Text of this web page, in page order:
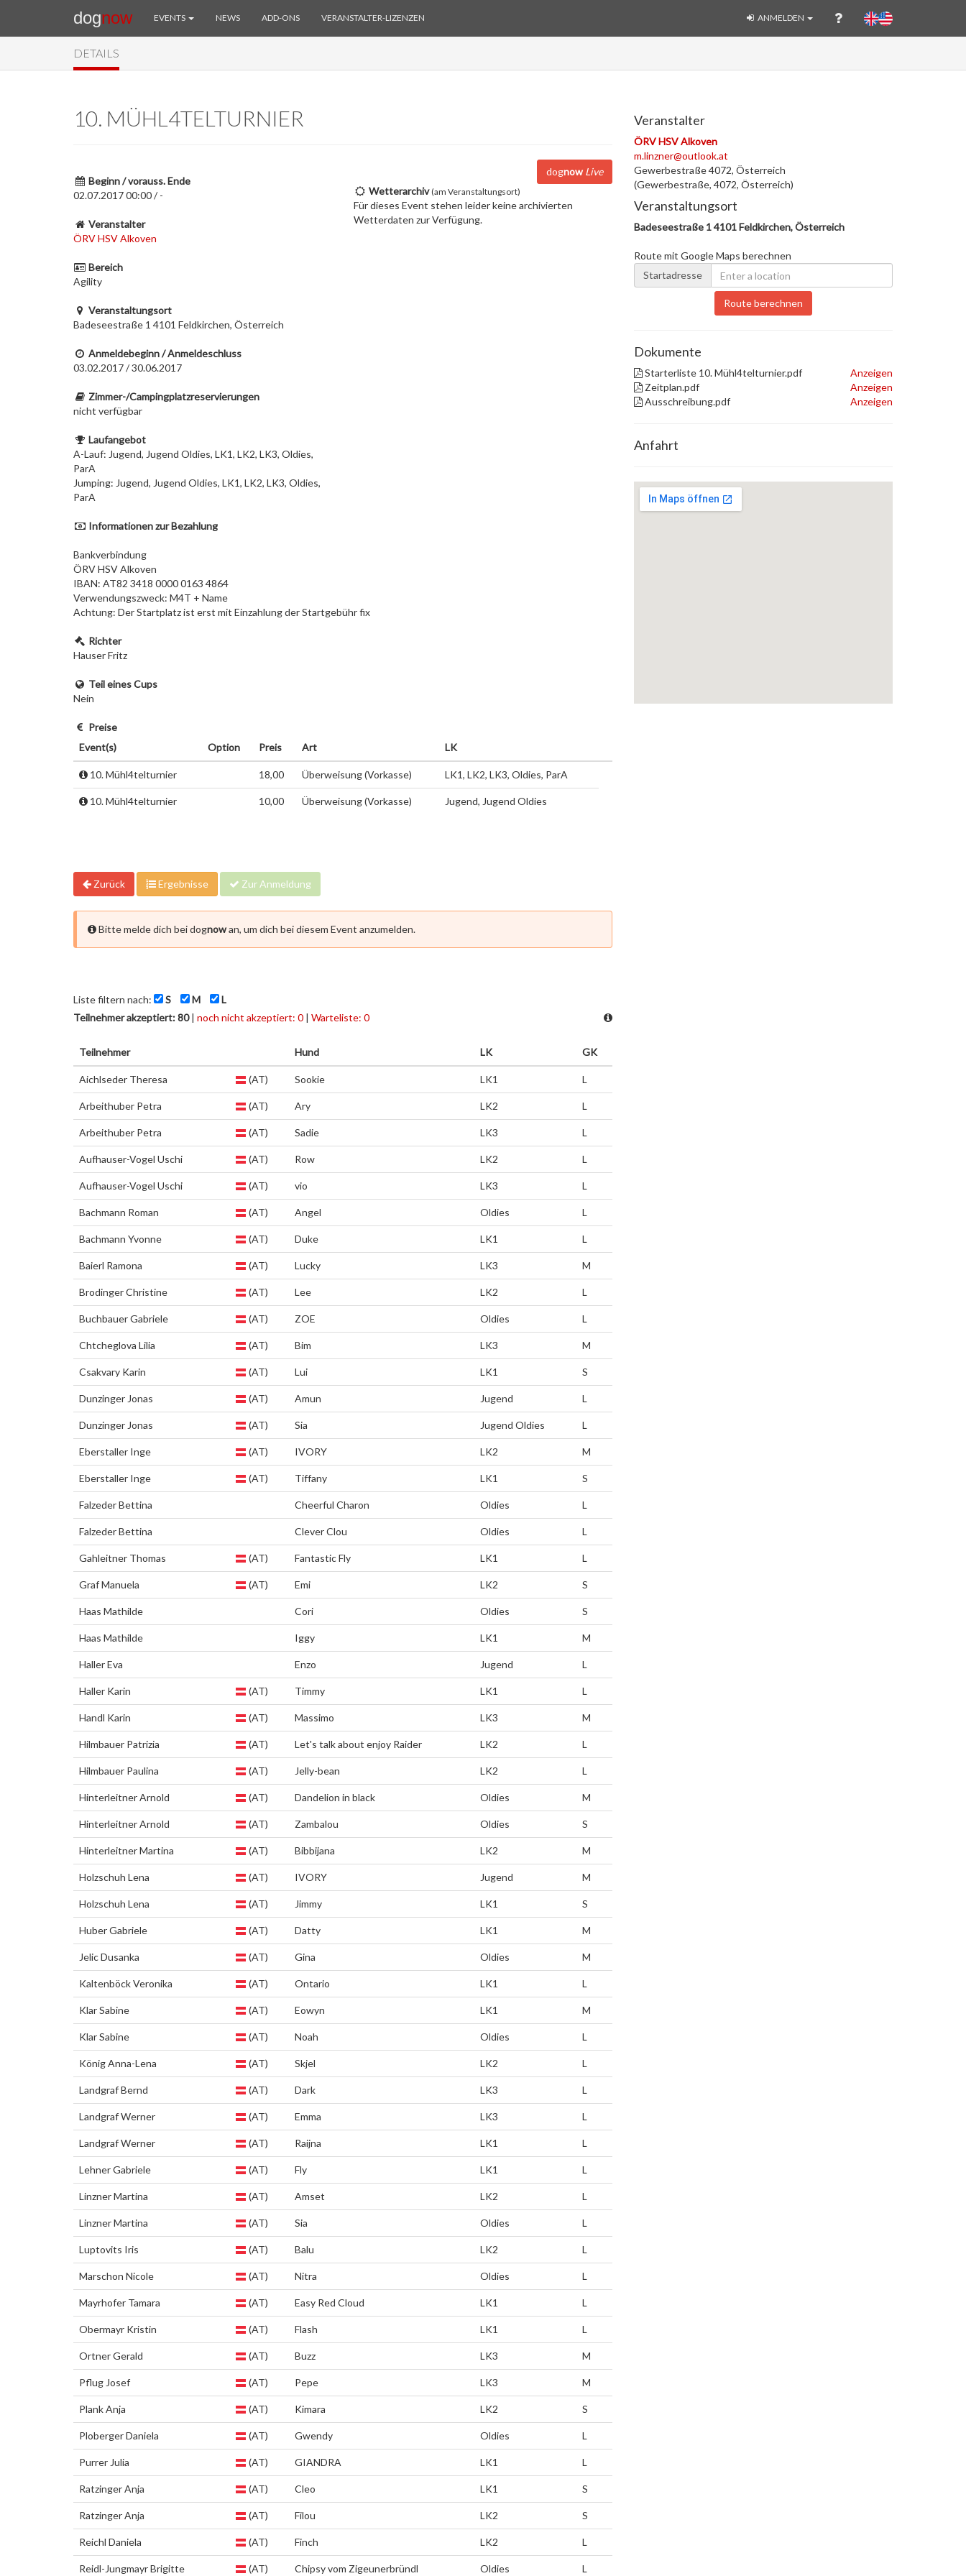
dognow EVENTS NEWS ADD-ONS VERANSTALTER-LIZENZEN ANMELDEN
DETAILS
10. MÜHL4TELTURNIER
dognow Live
Beginn / vorauss. Ende
02.07.2017 00:00 / -
Veranstalter
ÖRV HSV Alkoven
Bereich
Agility
Veranstaltungsort
Badeseestraße 1 4101 Feldkirchen, Österreich
Anmeldebeginn / Anmeldeschluss
03.02.2017 / 30.06.2017
Zimmer-/Campingplatzreservierungen
nicht verfügbar
Laufangebot
A-Lauf: Jugend, Jugend Oldies, LK1, LK2, LK3, Oldies,
ParA
Jumping: Jugend, Jugend Oldies, LK1, LK2, LK3, Oldies,
ParA
Wetterarchiv (am Veranstaltungsort)
Für dieses Event stehen leider keine archivierten
Wetterdaten zur Verfügung.
Informationen zur Bezahlung
Bankverbindung
ÖRV HSV Alkoven
IBAN: AT82 3418 0000 0163 4864
Verwendungszweck: M4T + Name
Achtung: Der Startplatz ist erst mit Einzahlung der Startgebühr fix
Richter
Hauser Fritz
Teil eines Cups
Nein
Preise
Event(s)
Option Preis Art LK
10. Mühl4telturnier 18,00 Überweisung (Vorkasse) LK1, LK2, LK3, Oldies, ParA
10. Mühl4telturnier 10,00 Überweisung (Vorkasse) Jugend, Jugend Oldies
Zurück Ergebnisse Zur Anmeldung
Bitte melde dich bei dognowan, um dich bei diesem Event anzumelden.
Liste filtern nach: S M
L
Teilnehmer akzeptiert: 80| noch nicht akzeptiert: 0 | Warteliste: 0
Teilnehmer Hund LK GK
Aichlseder Theresa (AT) Sookie LK1 L
Arbeithuber Petra (AT) Ary LK2 L
Arbeithuber Petra (AT) Sadie LK3 L
Aufhauser-Vogel Uschi (AT) Row LK2 L
Aufhauser-Vogel Uschi (AT) vio LK3 L
Bachmann Roman (AT) Angel Oldies L
Bachmann Yvonne (AT) Duke LK1 L
Baierl Ramona (AT) Lucky LK3 M
Brodinger Christine (AT) Lee LK2 L
Buchbauer Gabriele (AT) ZOE Oldies L
Chtcheglova Lilia (AT) Bim LK3 M
Csakvary Karin (AT) Lui LK1 S
Dunzinger Jonas (AT) Amun Jugend L
Dunzinger Jonas (AT) Sia Jugend Oldies L
Eberstaller Inge (AT) IVORY LK2 M
Eberstaller Inge (AT) Tiffany LK1 S
Falzeder Bettina Cheerful Charon Oldies L
Falzeder Bettina Clever Clou Oldies L
Gahleitner Thomas (AT) Fantastic Fly LK1 L
Graf Manuela (AT) Emi LK2 S
Haas Mathilde Cori Oldies S
Haas Mathilde Iggy LK1 M
Haller Eva Enzo Jugend L
Haller Karin (AT) Timmy LK1 L
Handl Karin (AT) Massimo LK3 M
Hilmbauer Patrizia (AT) Let's talk about enjoy Raider LK2 L
Hilmbauer Paulina (AT) Jelly-bean LK2 L
Hinterleitner Arnold (AT) Dandelion in black Oldies M
Hinterleitner Arnold (AT) Zambalou Oldies S
Hinterleitner Martina (AT) Bibbijana LK2 M
Holzschuh Lena (AT) IVORY Jugend M
Holzschuh Lena (AT) Jimmy LK1 S
Huber Gabriele (AT) Datty LK1 M
Jelic Dusanka (AT) Gina Oldies M
Kaltenböck Veronika (AT) Ontario LK1 L
Klar Sabine (AT) Eowyn LK1 M
Klar Sabine (AT) Noah Oldies L
König Anna-Lena (AT) Skjel LK2 L
Landgraf Bernd (AT) Dark LK3 L
Landgraf Werner (AT) Emma LK3 L
Landgraf Werner (AT) Raijna LK1 L
Lehner Gabriele (AT) Fly LK1 L
Linzner Martina (AT) Amset LK2 L
Linzner Martina (AT) Sia Oldies L
Luptovits Iris (AT) Balu LK2 L
Marschon Nicole (AT) Nitra Oldies L
Mayrhofer Tamara (AT) Easy Red Cloud LK1 L
Obermayr Kristin (AT) Flash LK1 L
Ortner Gerald (AT) Buzz LK3 M
Pflug Josef (AT) Pepe LK3 M
Plank Anja (AT) Kimara LK2 S
Ploberger Daniela (AT) Gwendy Oldies L
Purrer Julia (AT) GIANDRA LK1 L
Ratzinger Anja (AT) Cleo LK1 S
Ratzinger Anja (AT) Filou LK2 S
Reichl Daniela (AT) Finch LK2 L
Reidl-Jungmayr Brigitte (AT) Chipsy vom Zigeunerbründl Oldies L
Veranstalter
ÖRV HSV Alkoven
m.linzner@outlook.at
Gewerbestraße 4072, Österreich
(Gewerbestraße, 4072, Österreich)
Veranstaltungsort
Badeseestraße 1 4101 Feldkirchen, Österreich
Route mit Google Maps berechnen
Startadresse
Route berechnen
Dokumente
Starterliste 10. Mühl4telturnier.pdf
Anzeigen
Zeitplan.pdf
Anzeigen
Ausschreibung.pdf
Anzeigen
Anfahrt